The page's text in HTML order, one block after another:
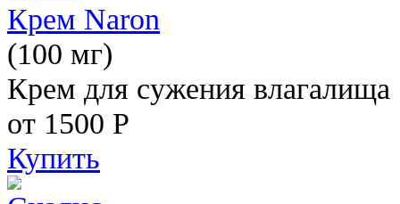
Крем Naron
(100 мг)
Крем для сужения влагалища
от 1500 Р
Купить